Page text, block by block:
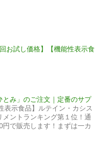
回お試し価格】【機能性表示食
み」のご注文｜定番のサプ
表示食品】ルテイン・カシス
ントランキング第１位！通
で販売します！まずは一カ